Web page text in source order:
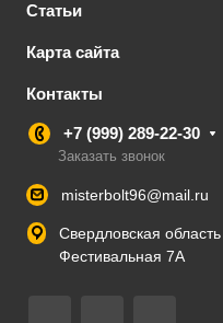
Статьи
Карта сайта
Контакты
+7 (999) 289-22-30
Заказать звонок
misterbolt96@mail.ru
Свердловская
Фестивальная 7А